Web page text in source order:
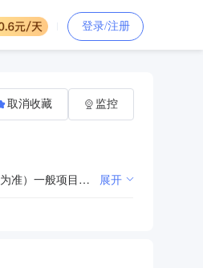
登录/注册
许可项目：职业中介活动。（依法须经批准的项目，经相关部门批准后方可开展经营活动，具体经营项目以相关部门批准文件或许可证件为准）一般项目：人力资源服务（不含职业中介活动、劳务派遣服务）。（除依法须经批准的项目外，凭营业执照依法自主开展经营活动） 展开
取消收藏 监控